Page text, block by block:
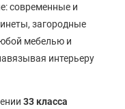
современные и
загородные
мебелью и
интерьеру
33 класса